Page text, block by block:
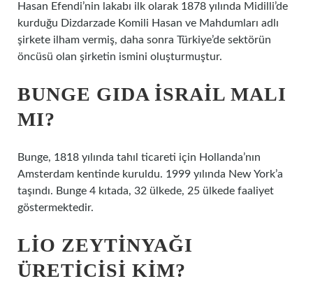
Hasan Efendi’nin lakabı ilk olarak 1878 yılında Midilli’de
kurduğu Dizdarzade Komili Hasan ve Mahdumları adlı
şirkete ilham vermiş, daha sonra Türkiye’de sektörün
öncüsü olan şirketin ismini oluşturmuştur.
BUNGE GIDA İSRAIL MALI
MI?
Bunge, 1818 yılında tahıl ticareti için Hollanda’nın
Amsterdam kentinde kuruldu. 1999 yılında New York’a
taşındı. Bunge 4 kıtada, 32 ülkede, 25 ülkede faaliyet
göstermektedir.
LIO ZEYTINYAĞI
ÜRETICISI KIM?